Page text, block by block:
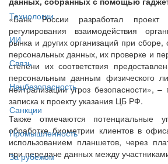
Технологии
ИИ
Связь
Нацбезопасность
Санкции
Промышленность
За рубежом
«Банк России разработал
регулирования взаимодействия
рынка и других организаций при сборе,
персональных данных, их проверке и
степени их соответствия
персональным данным физического
нейтрализации угроз безопасности», –
записка к проекту указания ЦБ РФ.
Также отмечаются потенциальные
обработке биометрии клиентов в
использованием планшетов, через
при передаче данных между